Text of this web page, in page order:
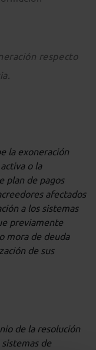
respecto
la exoneración
o la
plan de pagos
afectados
a los sistemas
previamente
mora de deuda
de sus
de la resolución
de